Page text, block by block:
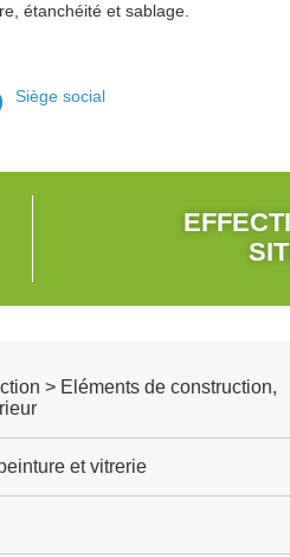
étanchéité et sablage.
Siège social
> Eléments de construction,
et vitrerie